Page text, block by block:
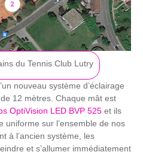
du Tennis Club Lutry
nouveau système d’éclairage
12 mètres. Chaque mât est
OptiVision LED BVP 525 et ils
uniforme sur l’ensemble de nos
à l’ancien système, les
et s’allumer immédiatement